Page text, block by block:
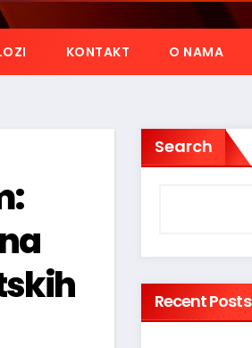
KONTAKT O NAMA
Search
Recent Posts